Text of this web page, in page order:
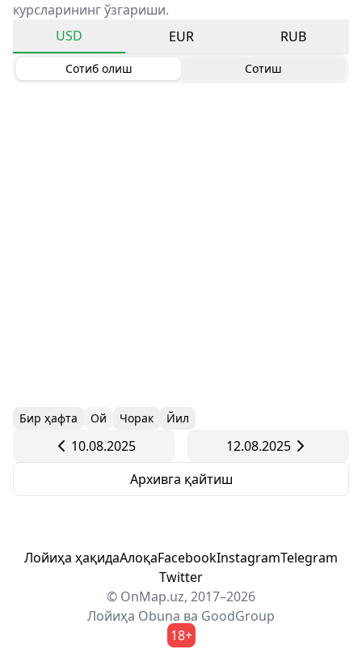
курсларининг ўзгариши.
USD
EUR RUB
Сотиб олиш Сотиш
Бир ҳафта Ой Чорак Йил
10.08.2025
12.08.2025
Архивга қайтиш
Лойиҳа ҳақидаАлоқаFacebookInstagramTelegram
Twitter
© OnMap.uz, 2017–2026
Лойиҳа Obuna ва GoodGroup
18+